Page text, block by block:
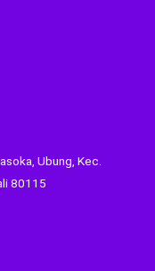
Ubung, Kec.
80115